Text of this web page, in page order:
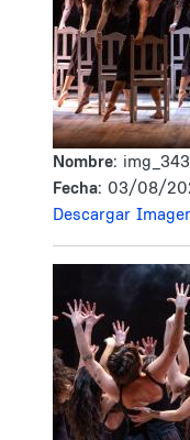
Nombre:
Fecha: 03/08/
Descargar